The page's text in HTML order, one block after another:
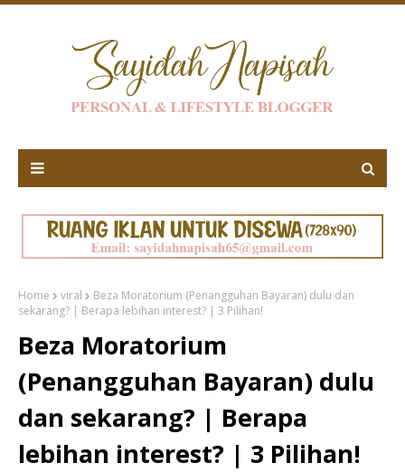
Home viral
Beza Moratorium (Penangguhan Bayaran) dulu dan
sekarang? | Berapa lebihan interest? | 3 Pilihan!
Beza Moratorium
(Penangguhan Bayaran) dulu
dan sekarang? | Berapa
lebihan interest? | 3 Pilihan!